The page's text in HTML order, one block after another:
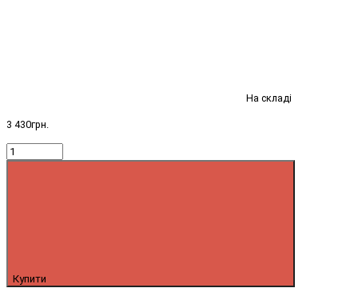
На складі
3 430грн.
Купити